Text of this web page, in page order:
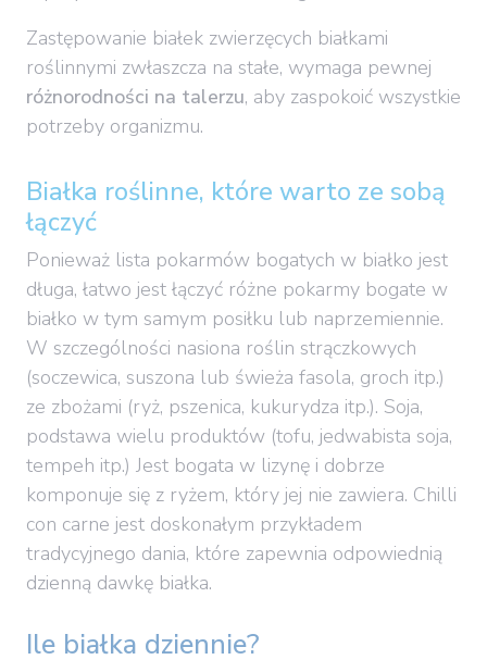
Zastępowanie białek zwierzęcych białkami
roślinnymi zwłaszcza na stałe, wymaga pewnej
różnorodności na talerzu, aby zaspokoić wszystkie
potrzeby organizmu.
Białka roślinne, które warto ze sobą
łączyć
Ponieważ lista pokarmów bogatych w białko jest
długa, łatwo jest łączyć różne pokarmy bogate w
białko w tym samym posiłku lub naprzemiennie.
W szczególności nasiona roślin strączkowych
(soczewica, suszona lub świeża fasola, groch itp.)
ze zbożami (ryż, pszenica, kukurydza itp.). Soja,
podstawa wielu produktów (tofu, jedwabista soja,
tempeh itp.) Jest bogata w lizynę i dobrze
komponuje się z ryżem, który jej nie zawiera. Chilli
con carne jest doskonałym przykładem
tradycyjnego dania, które zapewnia odpowiednią
dzienną dawkę białka.
Ile białka dziennie?